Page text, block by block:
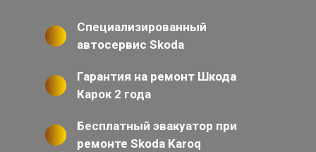
Специализированный
автосервис Skoda
Гарантия на ремонт Шкода
Карок 2 года
Бесплатный эвакуатор при
ремонте Skoda Karoq